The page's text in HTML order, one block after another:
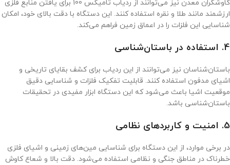
کاوشگران معدن نیز می‌توانند از ردیاب تامیکس 100 برای یافتن منابع فلزی
ارزشمند مانند طلا و نقره استفاده کنند. این دستگاه با دقت بالای خود، امکان
شناسایی این فلزات را در اعماق زمین فراهم می‌کند.
4. استفاده در باستان‌شناسی
باستان‌شناسان نیز می‌توانند از این ردیاب برای کشف بقایای تاریخی و
اشیای مدفون استفاده کنند. قابلیت تفکیک فلزات و شناسایی دقیق
موقعیت اشیا باعث می‌شود که این دستگاه ابزار مفیدی در تحقیقات
باستان‌شناسی باشد.
5. امنیت و کاربردهای نظامی
در برخی موارد، از این دستگاه برای شناسایی مین‌های زمینی و اشیای فلزی
خطرناک در مناطق جنگی و نظامی استفاده می‌شود. دقت بالا و شعاع کاوش